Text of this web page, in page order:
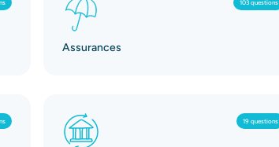
103 questions
Assurances
19 questions